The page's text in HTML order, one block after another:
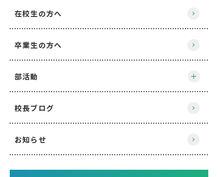
在校生の方へ
卒業生の方へ
部活動
校長ブログ
お知らせ